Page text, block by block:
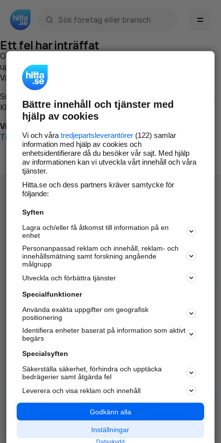
Ett fel har inträffat
Om du vill kan du
uppstod så att vi lättare och snabbare kan avhjälpa det.
Vänligen försök med följande:
Surfa till
Klicka påTillbaka-knappen i webbläsaren och försök igen
Vi beklagar besväret!
Till startsidan
Hitta.se - Gratis nummerupplysning.
Sök företag, personer och platser.
Hitta telefonnummer, adresser, företagsinfo mm.
Marknadsför företaget
Kom igång och annonsera mot
samarbetspartners nära dig.
Alla kategorier
Populära sökningar
API & Kartor
Annonsera
Integritet
Nödnummer
Bättre innehåll och tjänster med
hjälp av cookies
Vi och våra tredjepartsleverantörer(122) samlar
information med hjälp av cookies och
enhetsidentifierare då du besöker vår sajt. Med hjälp
av informationen kan vi utveckla vårt innehåll och våra
tjänster.
Hitta.se och dess partners kräver samtycke för
följande:
Syften
Lagra och/eller få åtkomst till information på en
enhet
Personanpassad reklam och innehåll, reklam- och
innehållsmätning samt forskning angående
målgrupp
Utveckla och förbättra tjänster
Specialfunktioner
Använda exakta uppgifter om geografisk
positionering
Identifiera enheter baserat på information som aktivt
begärs
Specialsyften
Säkerställa säkerhet, förhindra och upptäcka
bedrägerier samt åtgärda fel
Leverera och visa reklam och innehåll
Godkänn alla
Inställningar
Dataskydd